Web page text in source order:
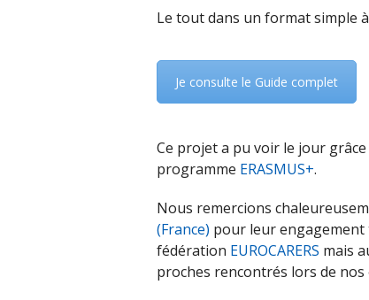
Le tout dans un format simple
Je consulte le Guide complet
Ce projet a pu voir le jour
programme ERASMUS+.
Nous remercions
(France) pour leur
fédération EUROCARERS mais
proches rencontrés lors de nos